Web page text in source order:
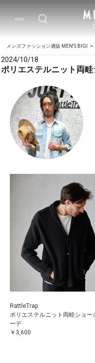
メンズファッション通販 MEN'S BIGI
2024/10/18
ポリエステルニット両
RattleTrap
ポリエステルニット両畦ショー
ーデ
￥3,600